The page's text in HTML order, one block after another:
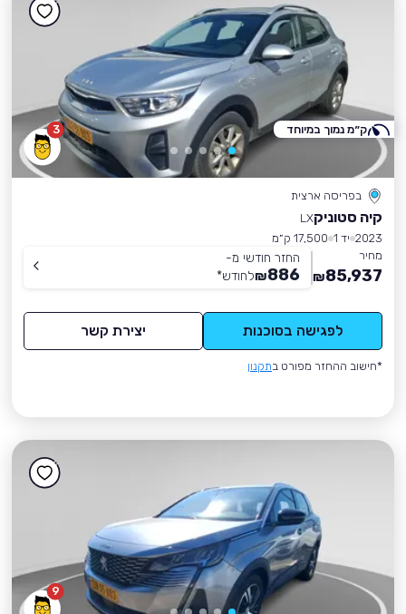
3
בפריסה ארצית
קיה סטוניקLX
2023 יד 1
17,500 ק״מ
מחיר
85,937
₪
החזר חודשי מ-
886
₪לחודש*
לפגישה בסוכנות יצירת קשר
*חישוב ההחזר מפורט בתקנון
ק״מ נמוך במיוחד
9